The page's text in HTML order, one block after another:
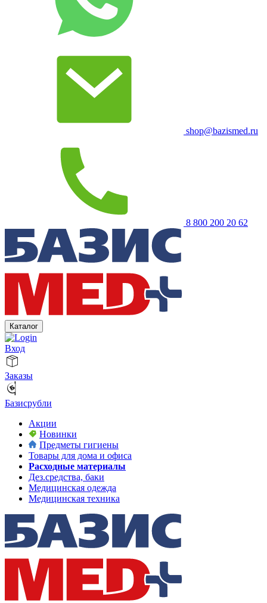
shop@bazismed.ru
8 800 200 20 62
Каталог
Вход
Заказы
Базисрубли
Акции
Новинки
Предметы гигиены
Товары для дома и офиса
Расходные материалы
Дез.средства, баки
Медицинская одежда
Медицинская техника